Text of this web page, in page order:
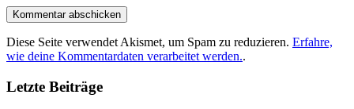
Diese Seite verwendet Akismet, um Spam zu reduzieren. Erfahre,
wie deine Kommentardaten verarbeitet werden..
Letzte Beiträge